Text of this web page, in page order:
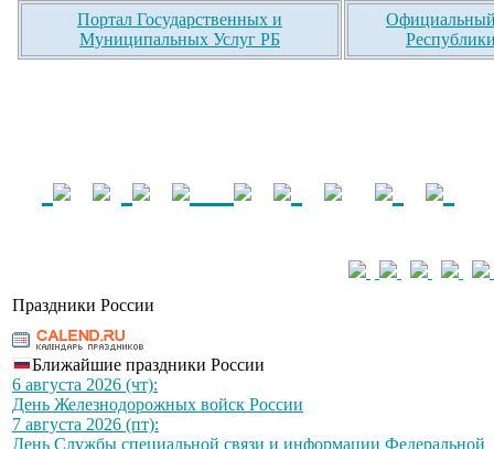
Портал Государственных и
Муниципальных Услуг РБ
Официальный
Праздники России
Ближайшие праздники России
6 августа 2026 (чт):
День Железнодорожных войск России
7 августа 2026 (пт):
День Службы специальной связи и информации Федеральной